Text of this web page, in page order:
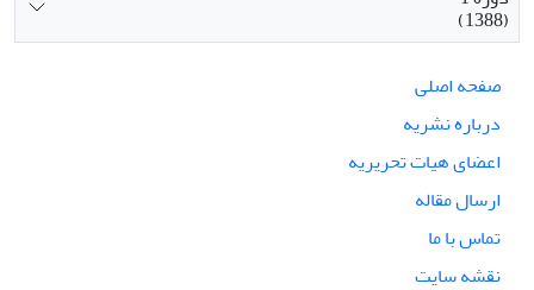
(1388)
صفحه اصلی
درباره نشریه
اعضای هیات تحریریه
ارسال مقاله
تماس با ما
نقشه سایت